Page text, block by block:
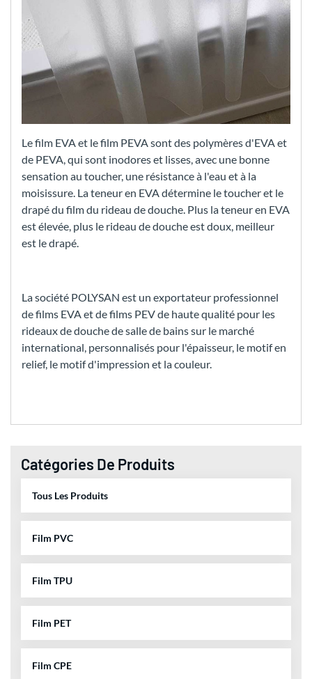
Le film EVA et le film PEVA sont des polymères d'EVA et
de PEVA, qui sont inodores et lisses, avec une bonne
sensation au toucher, une résistance à l'eau et à la
moisissure. La teneur en EVA détermine le toucher et le
drapé du film du rideau de douche. Plus la teneur en EVA
est élevée, plus le rideau de douche est doux, meilleur
est le drapé.
La société POLYSAN est un exportateur professionnel
de films EVA et de films PEV de haute qualité pour les
rideaux de douche de salle de bains sur le marché
international, personnalisés pour l'épaisseur, le motif en
relief, le motif d'impression et la couleur.
Catégories De Produits
Tous Les Produits
Film PVC
Film TPU
Film PET
Film CPE